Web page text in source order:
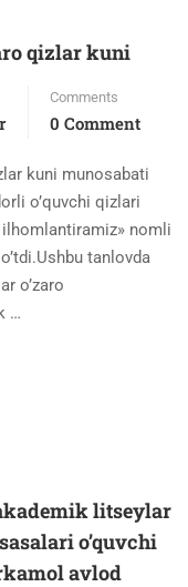
qizlar kuni
Comments
0 Comment
kuni munosabati
o’quvchi qizlari
nomli
tanlovda
o’zaro
…
litseylar
o’quvchi
avlod